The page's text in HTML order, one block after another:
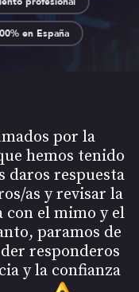
en España
por la
hemos tenido
daros respuesta
as y revisar la
con el mimo y el
paramos de
responderos
y la confianza